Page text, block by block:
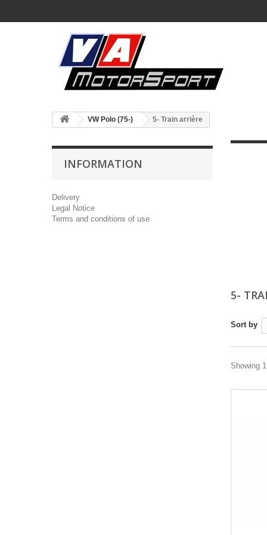
VW Polo (75-) 5- Train arrière
INFORMATION
Delivery
Legal Notice
Terms and conditions of use
5-
Sort by
Showing